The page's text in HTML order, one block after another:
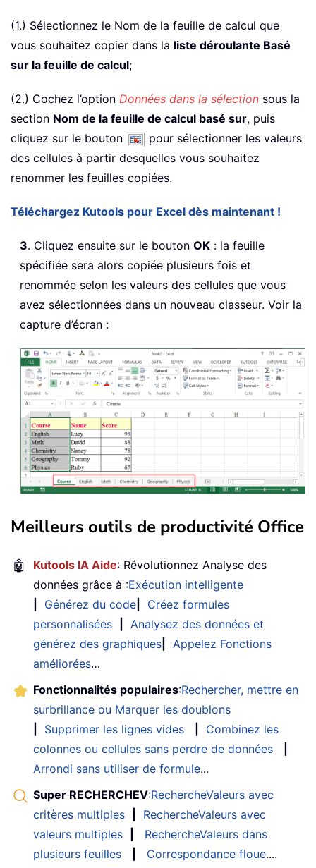
(1.) Sélectionnez le Nom de la feuille de calcul que
vous souhaitez copier dans la liste déroulante Basé
sur la feuille de calcul;
(2.) Cochez l’option Données dans la sélection sous la
section Nom de la feuille de calcul basé sur, puis
cliquez sur le bouton
pour sélectionner les valeurs
des cellules à partir desquelles vous souhaitez
renommer les feuilles copiées.
Téléchargez Kutools pour Excel dès maintenant !
3. Cliquez ensuite sur le bouton OK : la feuille
spécifiée sera alors copiée plusieurs fois et
renommée selon les valeurs des cellules que vous
avez sélectionnées dans un nouveau classeur. Voir la
capture d’écran :
Meilleurs outils de productivité Office
🤖 Kutools IA Aide: Révolutionnez Analyse des
données grâce à :Exécution intelligente
Générez du code
Créez formules
personnalisées
Analysez des données et
générez des graphiques
Appelez Fonctions
améliorées…
Fonctionnalités populaires:Rechercher, mettre en
surbrillance ou Marquer les doublons
Supprimer les lignes vides
Combinez les
colonnes ou cellules sans perdre de données
Arrondi sans utiliser de formule...
Super RECHERCHEV:RechercheValeurs avec
critères multiples
RechercheValeurs avec
valeurs multiples
RechercheValeurs dans
plusieurs feuilles
Correspondance floue....